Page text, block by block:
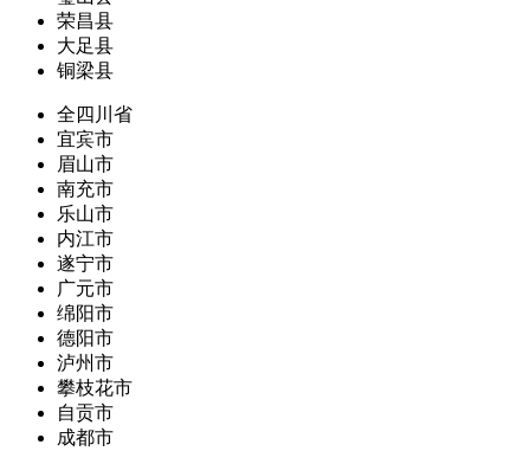
荣昌县
大足县
铜梁县
全四川省
宜宾市
眉山市
南充市
乐山市
内江市
遂宁市
广元市
绵阳市
德阳市
泸州市
攀枝花市
自贡市
成都市